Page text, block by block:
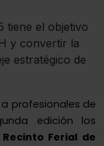
tiene el objetivo
y convertir la
estratégico de
profesionales de
edición los
Recinto Ferial de